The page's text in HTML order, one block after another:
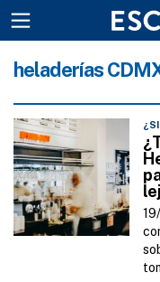
heladerías